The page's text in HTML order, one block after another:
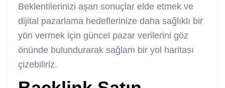
Beklentilerinizi aşan sonuçlar elde etmek ve
dijital pazarlama hedeflerinize daha sağlıklı bir
yön vermek için güncel pazar verilerini göz
önünde bulundurarak sağlam bir yol haritası
çizebiliriz.